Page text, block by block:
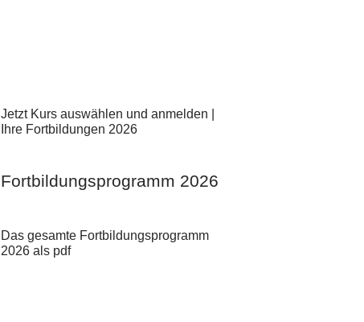
Jetzt Kurs auswählen und anmelden |
Ihre Fortbildungen 2026
Fortbildungsprogramm 2026
Das gesamte Fortbildungsprogramm
2026 als pdf